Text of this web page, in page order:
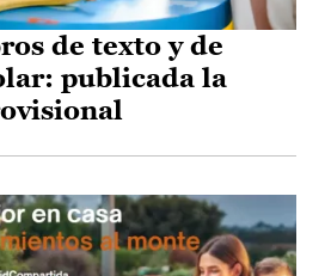
de texto y de
publicada la